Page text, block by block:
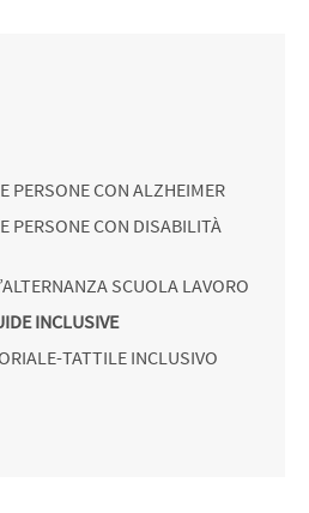
PERSONE CON ALZHEIMER
PERSONE CON DISABILITÀ
SCUOLA LAVORO
INCLUSIVE
TATTILE INCLUSIVO